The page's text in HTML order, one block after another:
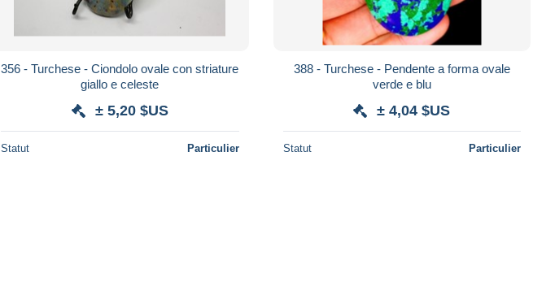
356 - Turchese - Ciondolo ovale con striature
giallo e celeste
± 5,20 $US
Statut Particulier
388 - Turchese - Pendente a forma ovale
verde e blu
± 4,04 $US
Statut Particulier